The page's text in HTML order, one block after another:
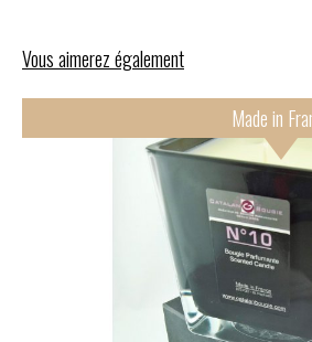
Vous aimerez également